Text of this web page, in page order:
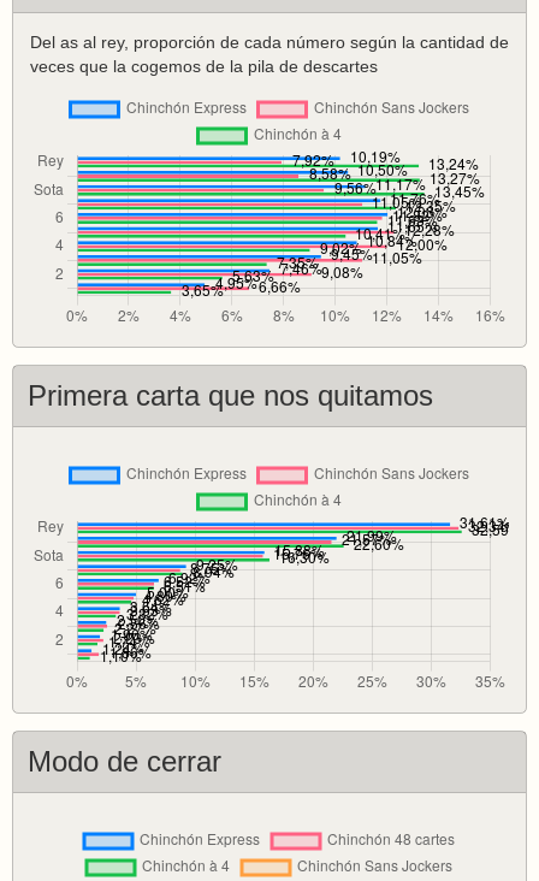
Del as al rey, proporción de cada número según la cantidad de
veces que la cogemos de la pila de descartes
Primera carta que nos quitamos
Modo de cerrar